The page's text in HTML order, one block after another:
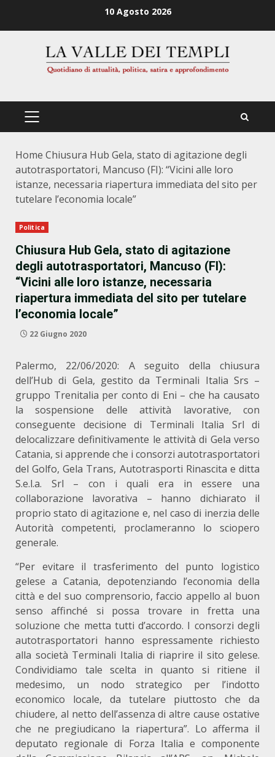
10 Agosto 2026
PRIMÄRES
Home Chiusura Hub Gela, stato di agitazione degli
autotrasportatori, Mancuso (FI): “Vicini alle loro
istanze, necessaria riapertura immediata del sito per
tutelare l’economia locale”
Politica
Chiusura Hub Gela, stato di agitazione
degli autotrasportatori, Mancuso (FI):
“Vicini alle loro istanze, necessaria
riapertura immediata del sito per tutelare
l’economia locale”
22 Giugno 2020
Palermo, 22/06/2020: A seguito della chiusura
dell’Hub di Gela, gestito da Terminali Italia Srs –
gruppo Trenitalia per conto di Eni – che ha causato
la sospensione delle attività lavorative, con
conseguente decisione di Terminali Italia Srl di
delocalizzare definitivamente le attività di Gela verso
Catania, si apprende che i consorzi autotrasportatori
del Golfo, Gela Trans, Autotrasporti Rinascita e ditta
S.e.l.a. Srl – con i quali era in essere una
collaborazione lavorativa – hanno dichiarato il
proprio stato di agitazione e, nel caso di inerzia delle
Autorità competenti, proclameranno lo sciopero
generale.
“Per evitare il trasferimento del punto logistico
gelese a Catania, depotenziando l’economia della
città e del suo comprensorio, faccio appello al buon
senso affinché si possa trovare in fretta una
soluzione che metta tutti d’accordo. I consorzi degli
autotrasportatori hanno espressamente richiesto
alla società Terminali Italia di riaprire il sito gelese.
Condividiamo tale scelta in quanto si ritiene il
medesimo, un nodo strategico per l’indotto
economico locale, da tutelare piuttosto che da
chiudere, al netto dell’assenza di altre cause ostative
che ne pregiudicano la riapertura”. Lo afferma il
deputato regionale di Forza Italia e componente